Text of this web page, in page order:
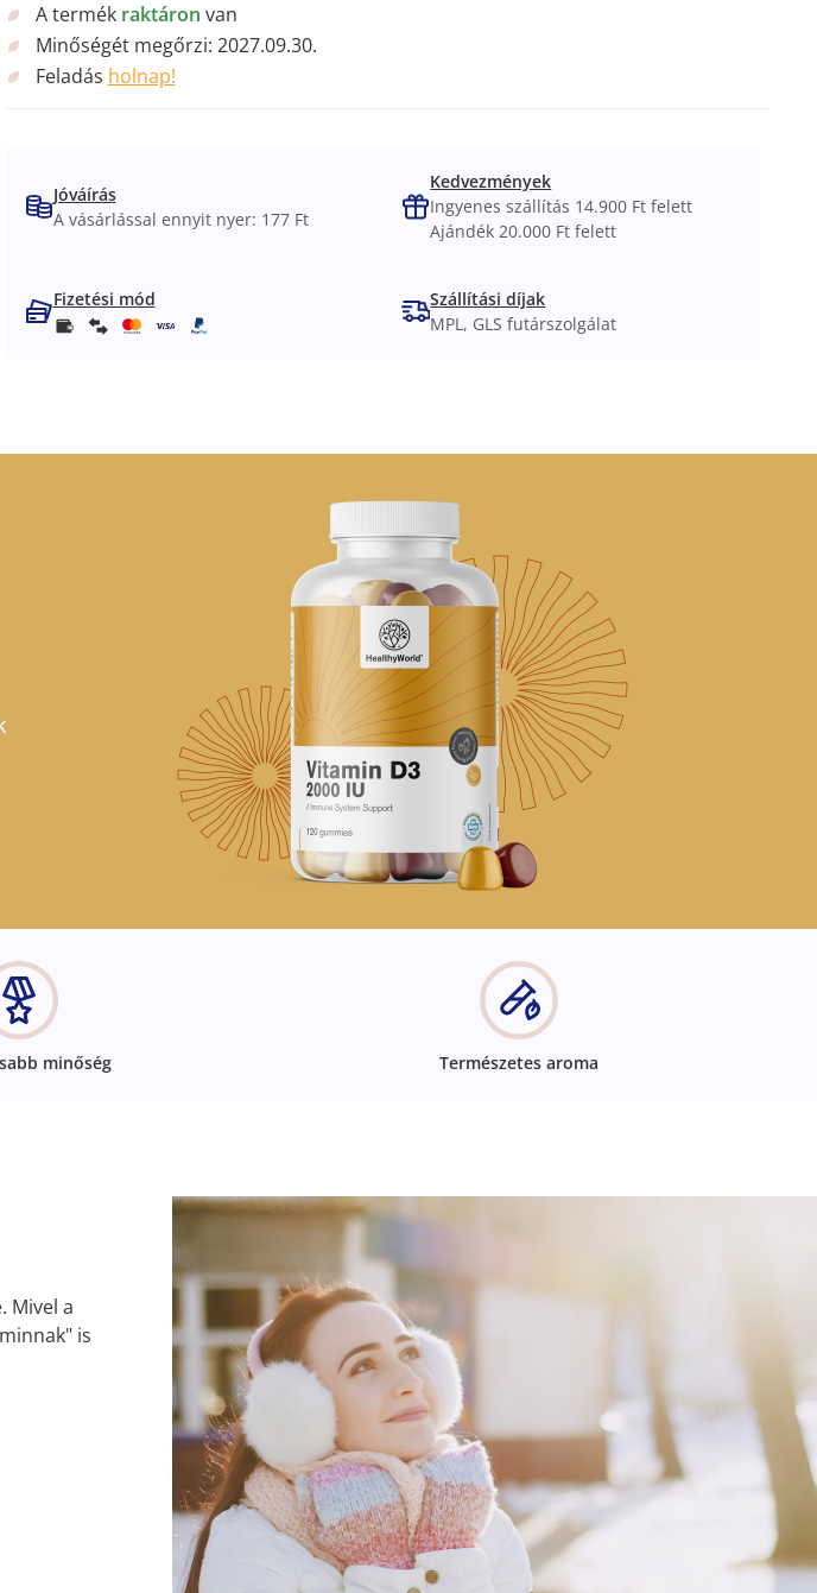
A termék raktáron van
Minőségét megőrzi: 2027.09.30.
Feladás holnap!
Jóváírás
A vásárlással ennyit nyer: 177 Ft
Kedvezmények
Ingyenes szállítás 14.900 Ft felett
Ajándék 20.000 Ft felett
Fizetési mód
Szállítási díjak
MPL, GLS futárszolgálat
minőség Természetes aroma
Mivel a
is